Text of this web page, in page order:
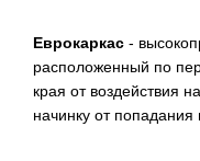
Еврокаркас -
расположенный по
края от воздействия
начинку от попадания